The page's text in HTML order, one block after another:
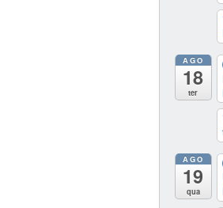
AGO
18
ter
AGO
19
qua